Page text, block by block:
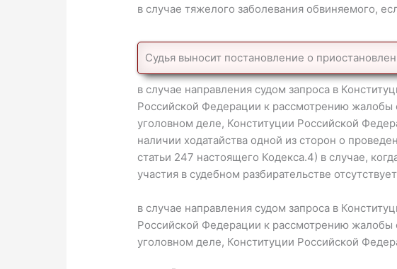
в случае тяжелого заболевания обвиняемого,
Судья выносит постановление о
в случае направления судом запроса в
Российской Федерации к рассмотрению
уголовном деле, Конституции Российской
наличии ходатайства одной из сторон о
статьи 247 настоящего Кодекса.4) в случае,
участия в судебном разбирательстве
в случае направления судом запроса в
Российской Федерации к рассмотрению
уголовном деле, Конституции Российской